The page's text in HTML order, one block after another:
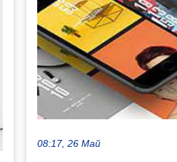
08:17, 26 Май